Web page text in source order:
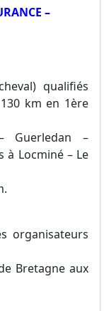
–
qualifiés
km en 1ère
Guerledan –
à Locminé – Le
organisateurs
Bretagne aux